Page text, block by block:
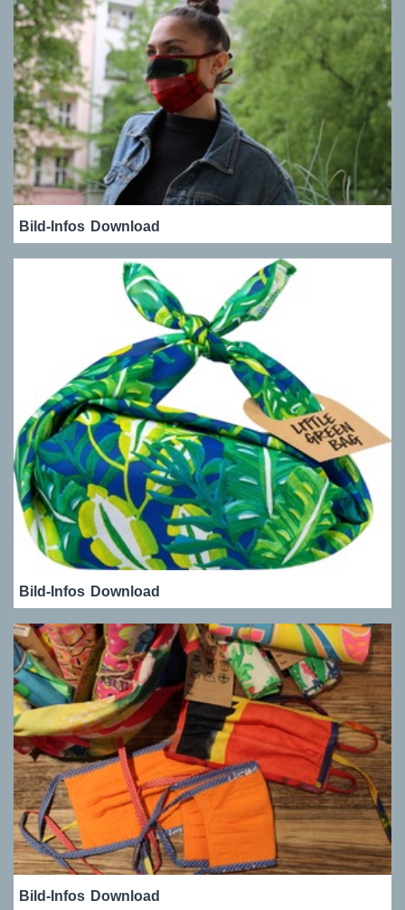
Bild-Infos Download
Bild-Infos Download
Bild-Infos Download